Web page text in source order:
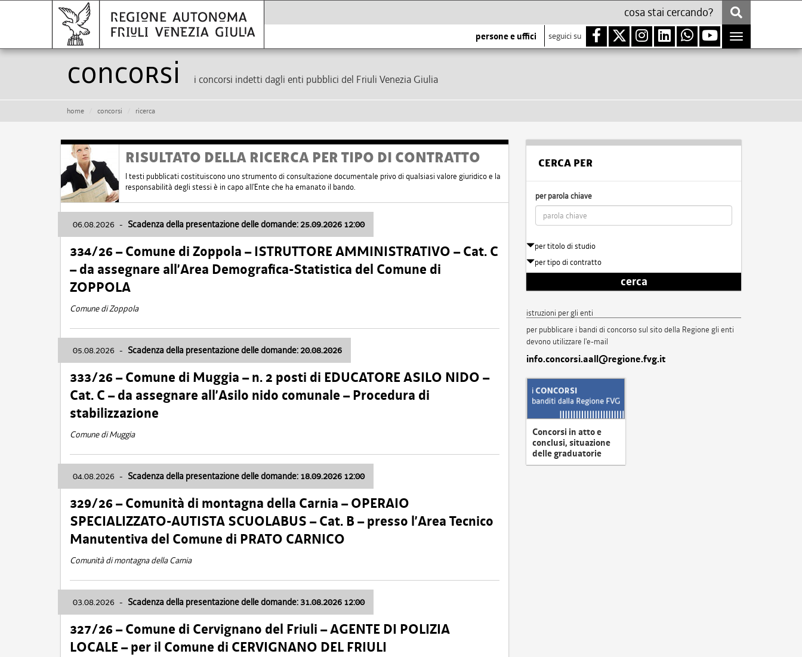
persone e uffici seguici su
Toggle
navigation
Concorsi i concorsi indetti dagli enti pubblici del Friuli Venezia Giulia
home concorsi ricerca
RISULTATO DELLA RICERCA PER TIPO DI CONTRATTO
I testi pubblicati costituiscono uno strumento di consultazione documentale privo di qualsiasi valore giuridico e la
responsabilità degli stessi è in capo all'Ente che ha emanato il bando.
06.08.2026 - Scadenza della presentazione delle domande: 25.09.2026 12:00
334/26 – Comune di Zoppola – ISTRUTTORE AMMINISTRATIVO – Cat. C
– da assegnare all’Area Demografica-Statistica del Comune di
ZOPPOLA
Comune di Zoppola
05.08.2026 - Scadenza della presentazione delle domande: 20.08.2026
333/26 – Comune di Muggia – n. 2 posti di EDUCATORE ASILO NIDO –
Cat. C – da assegnare all’Asilo nido comunale – Procedura di
stabilizzazione
Comune di Muggia
04.08.2026 - Scadenza della presentazione delle domande: 18.09.2026 12:00
329/26 – Comunità di montagna della Carnia – OPERAIO
SPECIALIZZATO-AUTISTA SCUOLABUS – Cat. B – presso l’Area Tecnico
Manutentiva del Comune di PRATO CARNICO
Comunità di montagna della Carnia
03.08.2026 - Scadenza della presentazione delle domande: 31.08.2026 12:00
327/26 – Comune di Cervignano del Friuli – AGENTE DI POLIZIA
LOCALE – per il Comune di CERVIGNANO DEL FRIULI
CERCA PER
per parola chiave
per titolo di studio
per tipo di contratto
cerca
istruzioni per gli enti
per pubblicare i bandi di concorso sul sito della Regione gli enti
devono utilizzare l'e-mail
info.concorsi.aall@regione.fvg.it
Concorsi in atto e
conclusi, situazione
delle graduatorie